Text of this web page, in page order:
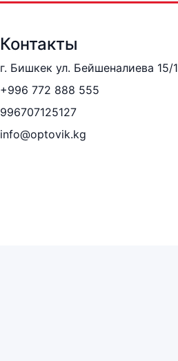
Контакты
г. Бишкек ул. Бейшеналиева 15/1
+996 772 888 555
996707125127
info@optovik.kg